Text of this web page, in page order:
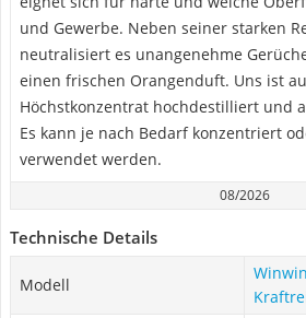
und Gewerbe. Neben seiner starken
neutralisiert es unangenehme
einen frischen Orangenduft. Uns ist
Höchstkonzentrat hochdestilliert und
Es kann je nach Bedarf konzentriert
verwendet werden.
08/2026
Technische Details
Modell